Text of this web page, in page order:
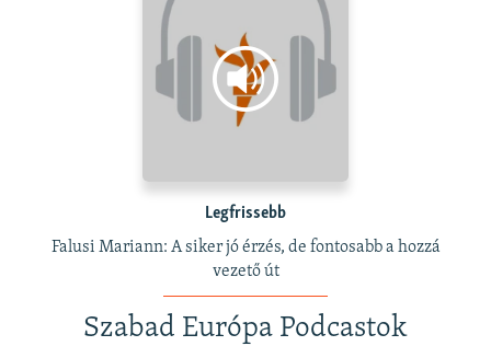
Legfrissebb
Falusi Mariann: A siker jó érzés, de fontosabb a hozzá
vezető út
Szabad Európa Podcastok